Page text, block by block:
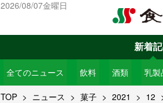
2026/08/07金曜日
新着
全てのニュース 飲料 酒類 乳製
TOP ニュース 菓子 2021
12